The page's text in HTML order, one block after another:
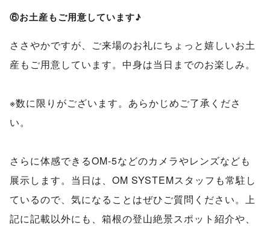
⑥お土産もご用意しています♪
ささやかですが、ご来場のお礼にちょっと嬉しいお土
産もご用意しています。中身は当日までのお楽しみ。
※数に限りがございます。あらかじめご了承くださ
い。
さらに体感できるOM-5などのカメラやレンズなども
展示します。当日は、OM SYSTEMスタッフも常駐し
ているので、気になることはぜひご質問ください。上
記に記載以外にも、箱根の登山絶景スポット紹介や、